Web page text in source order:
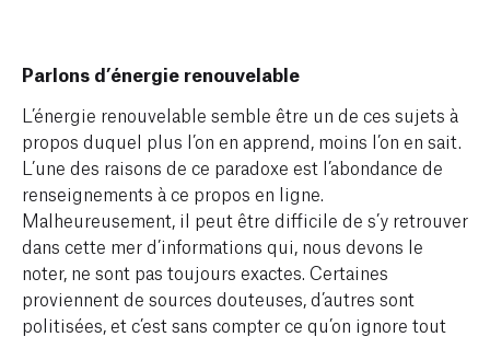
Parlons d’énergie renouvelable
L’énergie renouvelable semble être un de ces sujets à
propos duquel plus l’on en apprend, moins l’on en sait.
L’une des raisons de ce paradoxe est l’abondance de
renseignements à ce propos en ligne.
Malheureusement, il peut être difficile de s’y retrouver
dans cette mer d’informations qui, nous devons le
noter, ne sont pas toujours exactes. Certaines
proviennent de sources douteuses, d’autres sont
politisées, et c’est sans compter ce qu’on ignore tout